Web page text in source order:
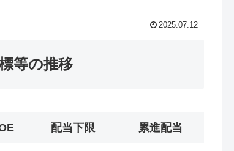
2025.07.12
等の推移
配当下限 累進配当